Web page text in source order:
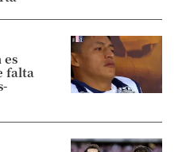
es
falta